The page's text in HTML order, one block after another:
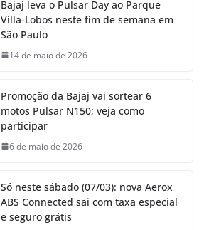
Bajaj leva o Pulsar Day ao Parque
Villa-Lobos neste fim de semana em
São Paulo
14 de maio de 2026
Promoção da Bajaj vai sortear 6
motos Pulsar N150; veja como
participar
6 de maio de 2026
Só neste sábado (07/03): nova Aerox
ABS Connected sai com taxa especial
e seguro grátis